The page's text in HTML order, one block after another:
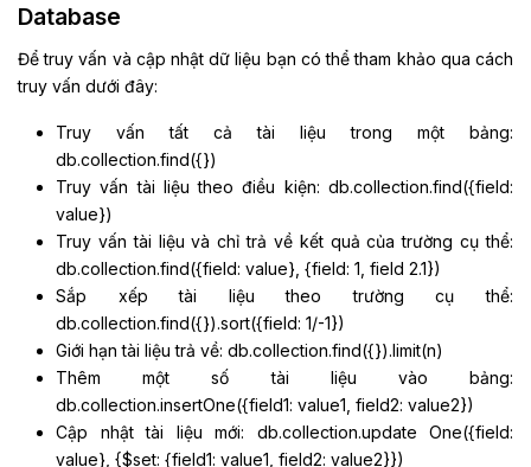
Database
Để truy vấn và cập nhật dữ liệu bạn có thể tham khảo qua cách
truy vấn dưới đây:
Truy vấn tất cả tài liệu trong một bảng:
db.collection.find({})
Truy vấn tài liệu theo điều kiện: db.collection.find({field:
value})
Truy vấn tài liệu và chỉ trả về kết quả của trường cụ thể:
db.collection.find({field: value}, {field: 1, field 2.1})
Sắp xếp tài liệu theo trường cụ thể:
db.collection.find({}).sort({field: 1/-1})
Giới hạn tài liệu trả về: db.collection.find({}).limit(n)
Thêm một số tài liệu vào bảng:
db.collection.insertOne({field1: value1, field2: value2})
Cập nhật tài liệu mới: db.collection.update One({field:
value}, {$set: {field1: value1, field2: value2}})